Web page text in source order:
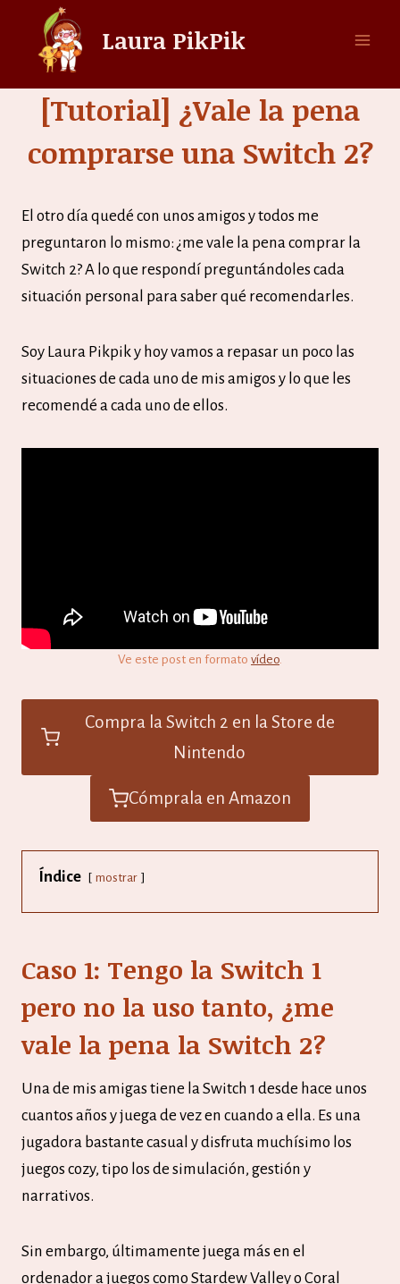
contenido
Laura PikPik
[Tutorial] ¿Vale la pena
comprarse una Switch 2?
El otro día quedé con unos amigos y todos me
preguntaron lo mismo: ¿me vale la pena comprar la
Switch 2? A lo que respondí preguntándoles cada
situación personal para saber qué recomendarles.
Soy Laura Pikpik y hoy vamos a repasar un poco las
situaciones de cada uno de mis amigos y lo que les
recomendé a cada uno de ellos.
Ve este post en formato vídeo.
Compra la Switch 2 en la Store de
Nintendo
Cómprala en Amazon
Índice mostrar
Caso 1: Tengo la Switch 1
pero no la uso tanto, ¿me
vale la pena la Switch 2?
Una de mis amigas tiene la Switch 1 desde hace unos
cuantos años y juega de vez en cuando a ella. Es una
jugadora bastante casual y disfruta muchísimo los
juegos cozy, tipo los de simulación, gestión y
narrativos.
Sin embargo, últimamente juega más en el
ordenador a juegos como Stardew Valley o Coral